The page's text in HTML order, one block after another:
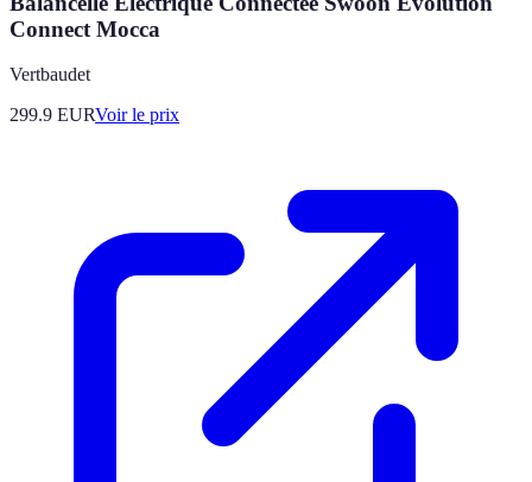
Connect Mocca
Vertbaudet
299.9 EURVoir le prix